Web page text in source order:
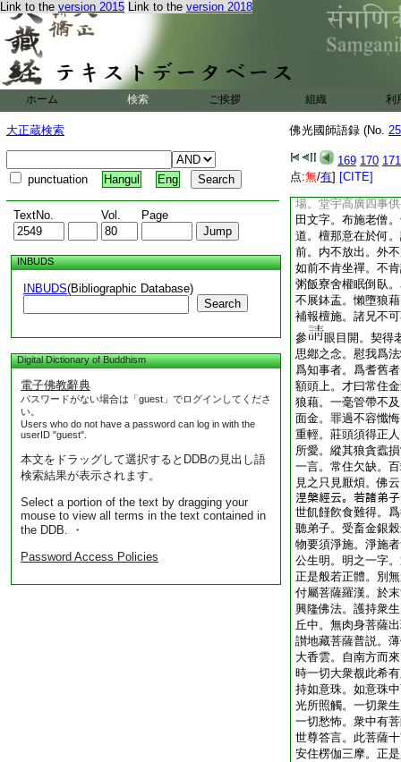
Link to the version 2015 Link to the version 2018
ホーム 検索 ご挨拶 組織 利
大正蔵検索
punctuation Hangul Eng
TextNo. Vol. Page
INBUDS
INBUDS(Bibliographic Database)
Search
Digital Dictionary of Buddhism
電子佛教辭典
パスワードがない場合は「guest」でログインしてくださ
い。
Users who do not have a password can log in with the
userID "guest".
本文をドラッグして選択するとDDBの見出し語
検索結果が表示されます。
Select a portion of the text by dragging your
mouse to view all terms in the text contained in
the DDB. ・
Password Access Policies
佛光國師語録 (No.
169 170 171
点:無/有] [CITE]
若是獨脱底人。或
道理。或不帶道理
透得此公案。一大
透底我在大唐時。
本之招。多有衲子
道。我三兩年便回
説。諸人見老僧。
月。不知老僧撇掉
來開諸兄眼目。中
如生師子兒哮吼壁
雪屈方稱我數萬里
場。堂宇高廣四事
田文字。布施老僧
道。檀那意在於何
前。内不放出。外
如前不肯坐禪。不
粥飯寮舍權眠倒臥
不展鉢盂。懶墮狼
補報檀施。諸兄不
參
眼目開。契得
思鄕之念。慰我爲
爲知事者。爲耆舊
額頭上。才曰常住
狼藉。一毫管帶不
面金。罪過不容懺
重輕。莊頭須得正
所愛。縱其狼貪蠧
一言。常住欠缺。
見之只見厭煩。佛
𣵀槃經云。若諸弟
世飢饉飮食難得。
聽弟子。受畜金銀
物要須淨施。淨施
公生明。明之一字
正是般若正體。別
付屬菩薩羅漢。於
興隆佛法。護持衆
丘中。無肉身菩薩
讃地藏菩薩普説。
大香雲。自南方而
時一切大衆覩此希
持如意珠。如意珠
光所照觸。一切衆
一切愁怖。衆中有
世尊答言。此菩薩
安住楞伽三摩。正